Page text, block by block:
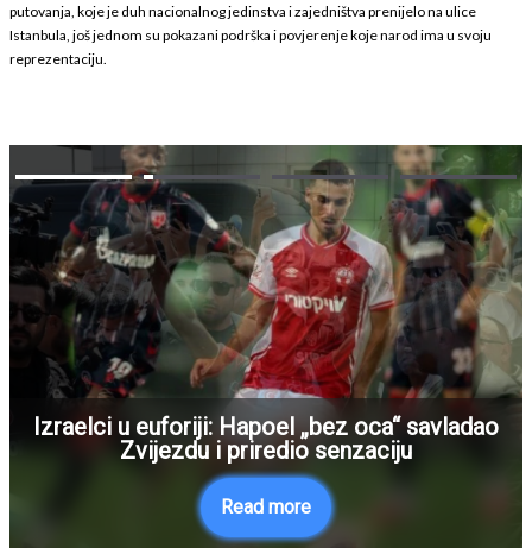
putovanja, koje je duh nacionalnog jedinstva i zajedništva prenijelo na ulice
Istanbula, još jednom su pokazani podrška i povjerenje koje narod ima u svoju
reprezentaciju.
Izraelci u euforiji: Hapoel „bez oca“ savladao
Zvijezdu i priredio senzaciju
Read more